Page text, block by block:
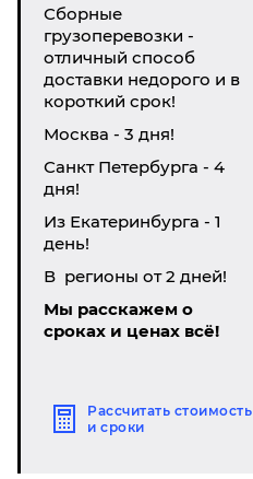
Сборные
грузоперевозки -
отличный способ
доставки недорого и в
короткий срок!
Москва - 3 дня!
Санкт Петербурга - 4
дня!
Из Екатеринбурга - 1
день!
В регионы от 2 дней!
Мы расскажем о
сроках и ценах всё!
Рассчитать стоимость
и сроки